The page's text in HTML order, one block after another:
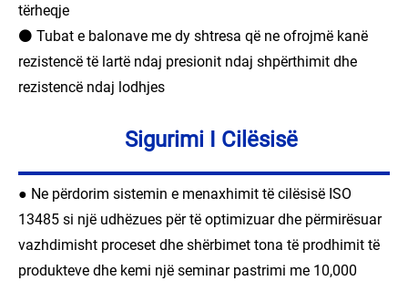
tërheqje
⚫ Tubat e balonave me dy shtresa që ne ofrojmë kanë
rezistencë të lartë ndaj presionit ndaj shpërthimit dhe
rezistencë ndaj lodhjes
Sigurimi I Cilësisë
● Ne përdorim sistemin e menaxhimit të cilësisë ISO
13485 si një udhëzues për të optimizuar dhe përmirësuar
vazhdimisht proceset dhe shërbimet tona të prodhimit të
produkteve dhe kemi një seminar pastrimi me 10,000